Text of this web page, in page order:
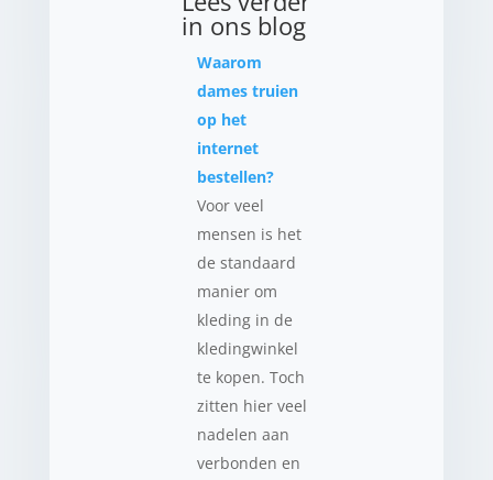
in ons blog
Waarom
dames truien
op het
internet
bestellen?
Voor veel
mensen is het
de standaard
manier om
kleding in de
kledingwinkel
te kopen. Toch
zitten hier veel
nadelen aan
verbonden en